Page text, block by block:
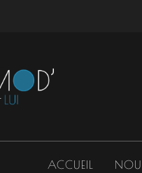
ACCUEIL